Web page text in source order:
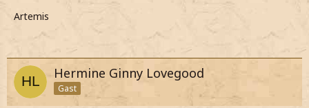
Artemis
Hermine Ginny Lovegood
Gast